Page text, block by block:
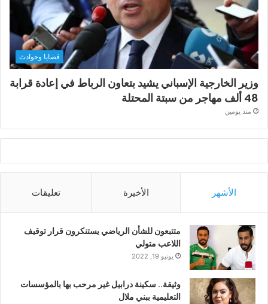
قضايا وحوادث
وزير الخارجية الإسباني يشيد بتعاون الرباط في إعادة قرابة
48 ألف مهاجر من سبتة المحتلة
منذ يومين
الأشهر الأخيرة تعليقات
متتبعون للشأن الرياضي يستنكرون قرار توقيف
اللاعب متولي
يونيو 19, 2022
وثيقة.. سكينة درابيل غير مرحب بها بالمؤسسات
التعليمية ببني ملال